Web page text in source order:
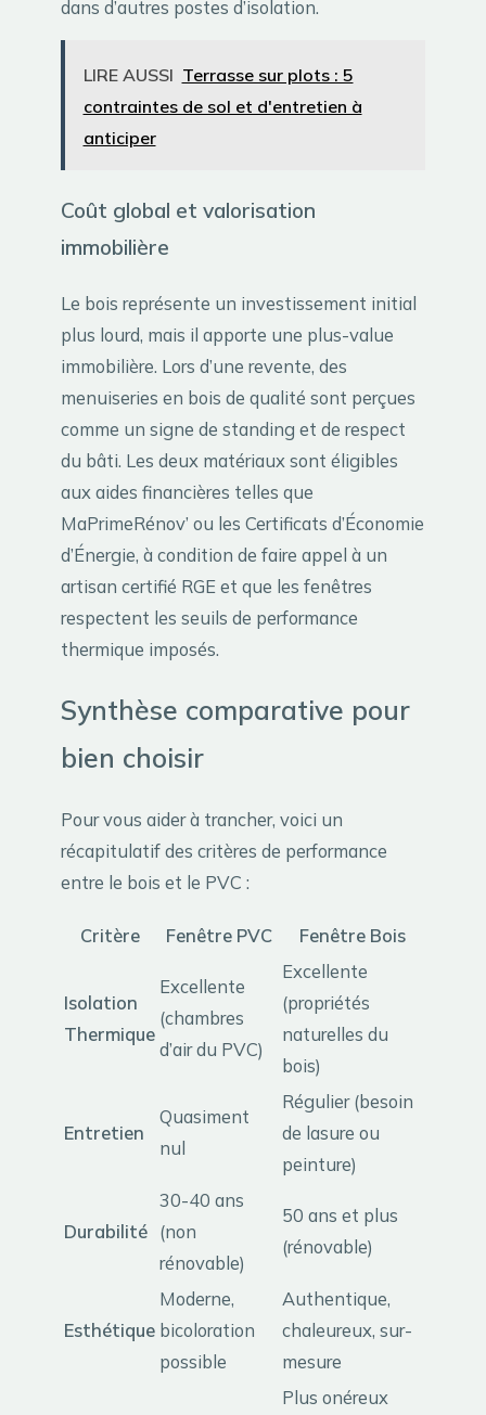
dans d’autres postes d’isolation.
LIRE AUSSI Terrasse sur plots : 5
contraintes de sol et d'entretien à
anticiper
Coût global et valorisation
immobilière
Le bois représente un investissement initial
plus lourd, mais il apporte une plus-value
immobilière. Lors d’une revente, des
menuiseries en bois de qualité sont perçues
comme un signe de standing et de respect
du bâti. Les deux matériaux sont éligibles
aux aides financières telles que
MaPrimeRénov’ ou les Certificats d’Économie
d’Énergie, à condition de faire appel à un
artisan certifié RGE et que les fenêtres
respectent les seuils de performance
thermique imposés.
Synthèse comparative pour
bien choisir
Pour vous aider à trancher, voici un
récapitulatif des critères de performance
entre le bois et le PVC :
Critère Fenêtre PVC Fenêtre Bois
Isolation
Thermique
Excellente
(chambres
d’air du PVC)
Excellente
(propriétés
naturelles du
bois)
Entretien
Quasiment
nul
Régulier (besoin
de lasure ou
peinture)
Durabilité
30-40 ans
(non
rénovable)
50 ans et plus
(rénovable)
Esthétique
Moderne,
bicoloration
possible
Authentique,
chaleureux, sur-
mesure
Plus onéreux